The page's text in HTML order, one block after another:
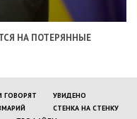
НА ПОТЕРЯННЫЕ
ГОВОРЯТ
УВИДЕНО
СТЕНКА НА СТЕНКУ